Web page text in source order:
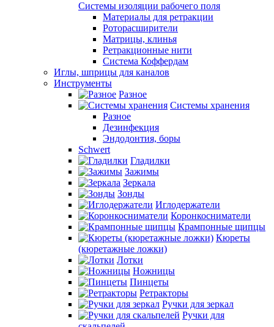
Системы изоляции рабочего поля
Материалы для ретракции
Роторасширители
Матрицы, клинья
Ретракционные нити
Система Коффердам
Иглы, шприцы для каналов
Инструменты
Разное
Системы хранения
Разное
Дезинфекция
Эндодонтия, боры
Schwert
Гладилки
Зажимы
Зеркала
Зонды
Иглодержатели
Коронкосниматели
Крампонные щипцы
Кюреты
(кюретажные ложки)
Лотки
Ножницы
Пинцеты
Ретракторы
Ручки для зеркал
Ручки для